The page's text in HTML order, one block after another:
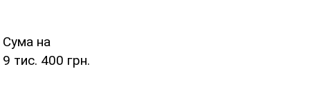
Сума на
тис. 400 грн.